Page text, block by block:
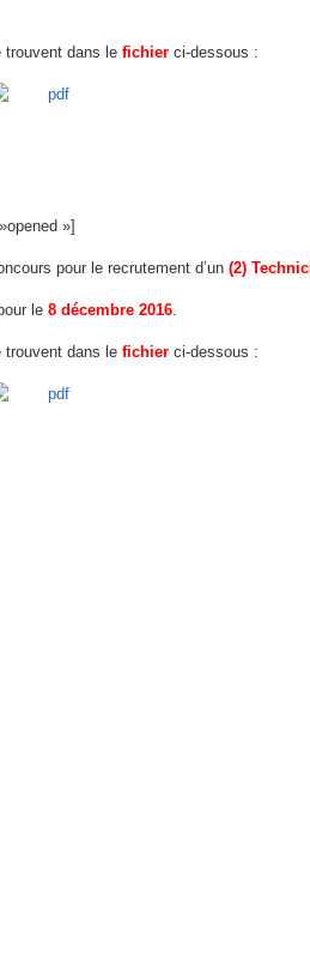
trouvent dans le fichier ci-dessous :
»]
pour le recrutement d’un (2)
le 8 décembre 2016.
trouvent dans le fichier ci-dessous :